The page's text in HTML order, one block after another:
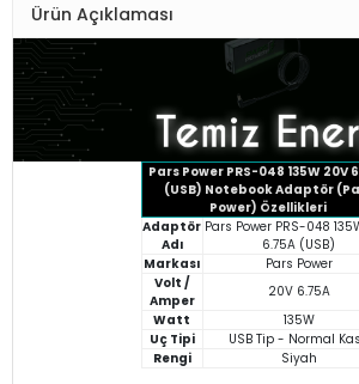
Ürün Açıklaması
Pars Power PRS-048 135W 20V
(USB) Notebook Adaptör
Power) Özellikleri
Adaptör
Adı
Pars Power PRS-048
6.75A (USB)
Markası
Pars Power
Volt /
Amper
20V 6.75A
Watt
135W
Uç Tipi
USB Tip - Normal
Rengi
Siyah